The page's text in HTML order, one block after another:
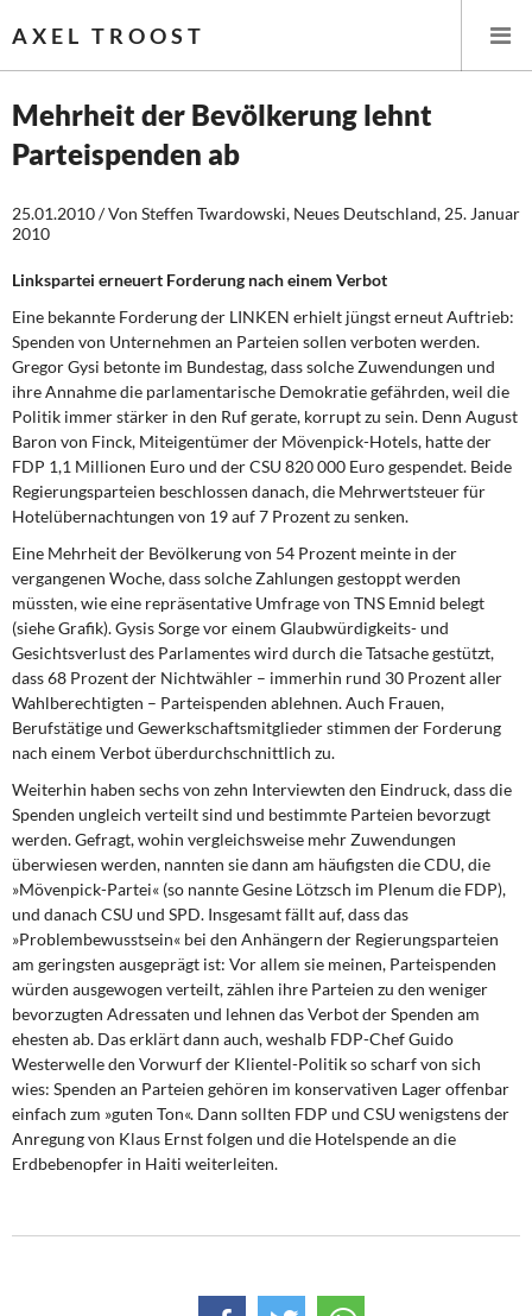
AXEL TROOST
Startseite
Themen
Leitlinien linker Wirtschafts- und Finanzpolitik
Wirtschaftspolitik
Steuer- und Finanzpolitik
Öffentliche Infrastruktur und Daseinsvorsorge
Eurokrise und Griechenland
DIE LINKE
Weitere Themen
Memo-Gruppe
Institut Solidarische Moderne
Über mich
Kontakt
Mehrheit der Bevölkerung lehnt
Parteispenden ab
25.01.2010 / Von Steffen Twardowski, Neues Deutschland, 25. Januar
2010
Linkspartei erneuert Forderung nach einem Verbot
Eine bekannte Forderung der LINKEN erhielt jüngst erneut Auftrieb:
Spenden von Unternehmen an Parteien sollen verboten werden.
Gregor Gysi betonte im Bundestag, dass solche Zuwendungen und
ihre Annahme die parlamentarische Demokratie gefährden, weil die
Politik immer stärker in den Ruf gerate, korrupt zu sein. Denn August
Baron von Finck, Miteigentümer der Mövenpick-Hotels, hatte der
FDP 1,1 Millionen Euro und der CSU 820 000 Euro gespendet. Beide
Regierungsparteien beschlossen danach, die Mehrwertsteuer für
Hotelübernachtungen von 19 auf 7 Prozent zu senken.
Eine Mehrheit der Bevölkerung von 54 Prozent meinte in der
vergangenen Woche, dass solche Zahlungen gestoppt werden
müssten, wie eine repräsentative Umfrage von TNS Emnid belegt
(siehe Grafik). Gysis Sorge vor einem Glaubwürdigkeits- und
Gesichtsverlust des Parlamentes wird durch die Tatsache gestützt,
dass 68 Prozent der Nichtwähler – immerhin rund 30 Prozent aller
Wahlberechtigten – Parteispenden ablehnen. Auch Frauen,
Berufstätige und Gewerkschaftsmitglieder stimmen der Forderung
nach einem Verbot überdurchschnittlich zu.
Weiterhin haben sechs von zehn Interviewten den Eindruck, dass die
Spenden ungleich verteilt sind und bestimmte Parteien bevorzugt
werden. Gefragt, wohin vergleichsweise mehr Zuwendungen
überwiesen werden, nannten sie dann am häufigsten die CDU, die
»Mövenpick-Partei« (so nannte Gesine Lötzsch im Plenum die FDP),
und danach CSU und SPD. Insgesamt fällt auf, dass das
»Problembewusstsein« bei den Anhängern der Regierungsparteien
am geringsten ausgeprägt ist: Vor allem sie meinen, Parteispenden
würden ausgewogen verteilt, zählen ihre Parteien zu den weniger
bevorzugten Adressaten und lehnen das Verbot der Spenden am
ehesten ab. Das erklärt dann auch, weshalb FDP-Chef Guido
Westerwelle den Vorwurf der Klientel-Politik so scharf von sich
wies: Spenden an Parteien gehören im konservativen Lager offenbar
einfach zum »guten Ton«. Dann sollten FDP und CSU wenigstens der
Anregung von Klaus Ernst folgen und die Hotelspende an die
Erdbebenopfer in Haiti weiterleiten.